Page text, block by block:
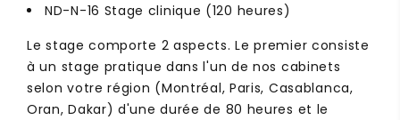
ND-N-16 Stage clinique (120 heures)
Le stage comporte 2 aspects. Le premier consiste
à un stage pratique dans l'un de nos cabinets
selon votre région (Montréal, Paris, Casablanca,
Oran, Dakar) d'une durée de 80 heures et le